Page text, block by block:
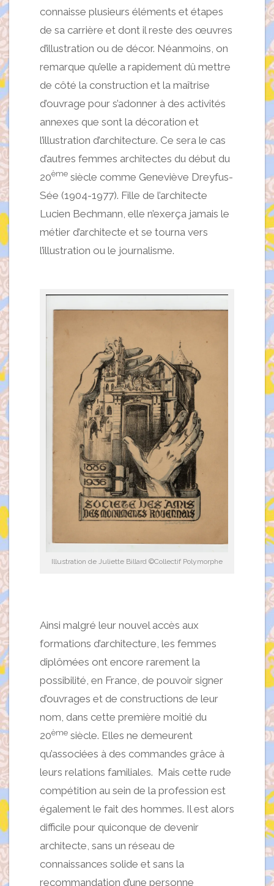
connaisse plusieurs éléments et étapes
de sa carrière et dont il reste des œuvres
d’illustration ou de décor. Néanmoins, on
remarque qu’elle a rapidement dû mettre
de côté la construction et la maîtrise
d’ouvrage pour s’adonner à des activités
annexes que sont la décoration et
l’illustration d’architecture. Ce sera le cas
d’autres femmes architectes du début du
20ème siècle comme Geneviève Dreyfus-
Sée (1904-1977). Fille de l’architecte
Lucien Bechmann, elle n’exerça jamais le
métier d’architecte et se tourna vers
l’illustration ou le journalisme.
Illustration de Juliette Billard ©Collectif Polymorphe
Ainsi malgré leur nouvel accès aux
formations d’architecture, les femmes
diplômées ont encore rarement la
possibilité, en France, de pouvoir signer
d’ouvrages et de constructions de leur
nom, dans cette première moitié du
20ème siècle. Elles ne demeurent
qu’associées à des commandes grâce à
leurs relations familiales. Mais cette rude
compétition au sein de la profession est
également le fait des hommes. Il est alors
difficile pour quiconque de devenir
architecte, sans un réseau de
connaissances solide et sans la
recommandation d’une personne